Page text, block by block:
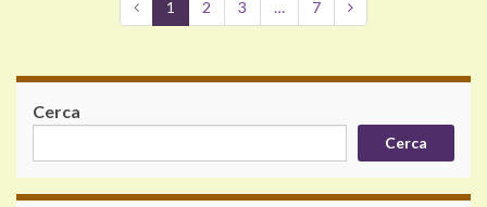
1 2 3 … 7
Cerca
Cerca